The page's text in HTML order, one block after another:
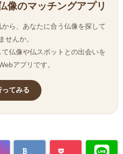
像のマッチングアプリ
ら、あなたに合う仏像を探して
せんか。
仏像や仏スポットとの出会いを
アプリです。
ってみる